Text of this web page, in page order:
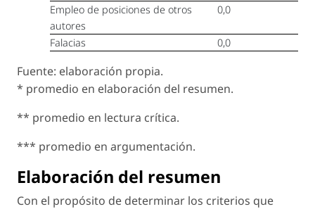
Empleo de posiciones de otros
autores
0,0
Falacias 0,0
Fuente: elaboración propia.
* promedio en elaboración del resumen.
** promedio en lectura crítica.
*** promedio en argumentación.
Elaboración del resumen
Con el propósito de determinar los criterios que